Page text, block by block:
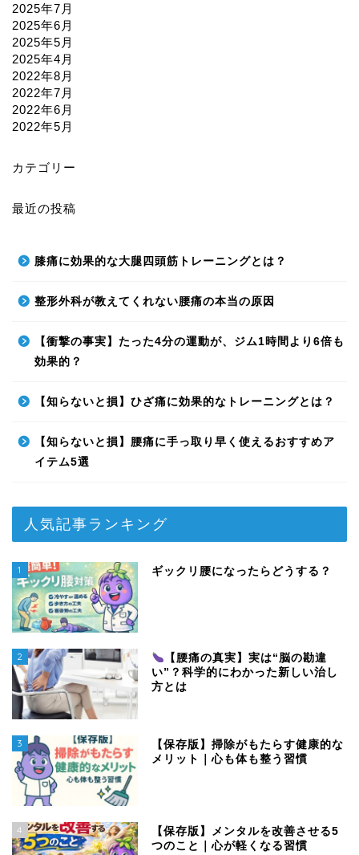
2025年7月
2025年6月
2025年5月
2025年4月
2022年8月
2022年7月
2022年6月
2022年5月
カテゴリー
最近の投稿
膝痛に効果的な大腿四頭筋トレーニングとは？
整形外科が教えてくれない腰痛の本当の原因
【衝撃の事実】たった4分の運動が、ジム1時間より6倍も
効果的？
【知らないと損】ひざ痛に効果的なトレーニングとは？
【知らないと損】腰痛に手っ取り早く使えるおすすめア
イテム5選
人気記事ランキング
1 ギックリ腰になったらどうする？
2
【腰痛の真実】実は“脳の勘違
い”？科学的にわかった新しい治し
方とは
3
【保存版】掃除がもたらす健康的な
メリット｜心も体も整う習慣
4
【保存版】メンタルを改善させる5
つのこと｜心が軽くなる習慣